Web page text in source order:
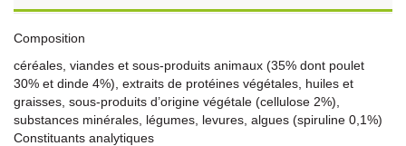
Composition
céréales, viandes et sous-produits animaux (35% dont poulet
30% et dinde 4%), extraits de protéines végétales, huiles et
graisses, sous-produits d’origine végétale (cellulose 2%),
substances minérales, légumes, levures, algues (spiruline 0,1%)
Constituants analytiques